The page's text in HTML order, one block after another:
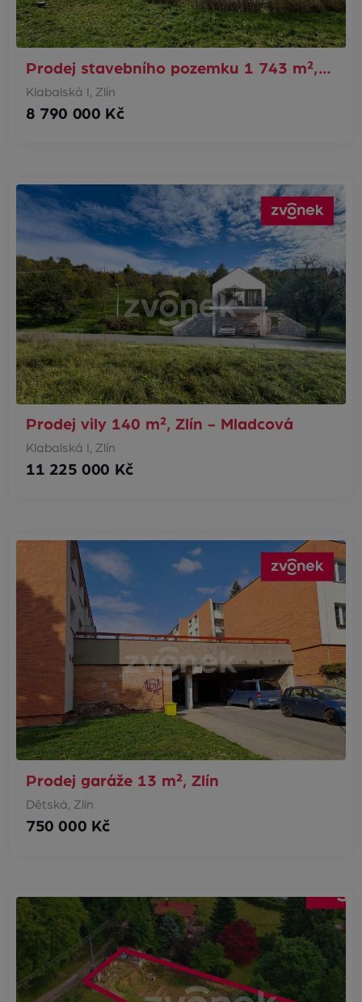
Prodej stavebního pozemku 1 743 m²,…
Klabalská I, Zlín
8 790 000 Kč
Prodej vily 140 m², Zlín - Mladcová
Klabalská I, Zlín
11 225 000 Kč
Prodej garáže 13 m², Zlín
Dětská, Zlín
750 000 Kč